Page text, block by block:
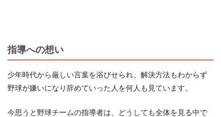
指導への想い
少年時代から厳しい言葉を浴びせられ、解決方法もわからず
野球が嫌いになり辞めていった人を何人も見ています。
今思うと野球チームの指導者は、どうしても全体を見る中で